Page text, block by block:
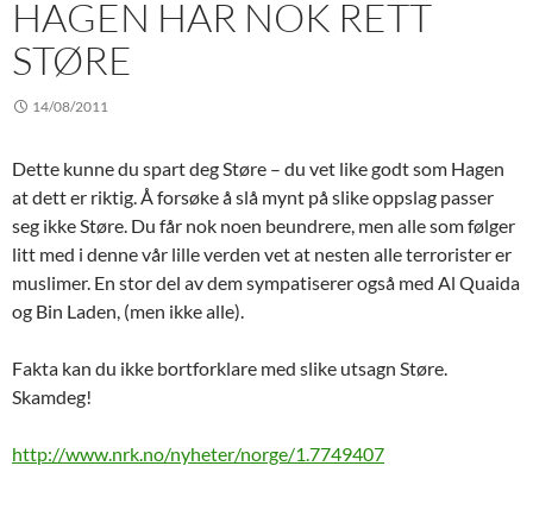
HAGEN HAR NOK RETT
STØRE
14/08/2011
Dette kunne du spart deg Støre – du vet like godt som Hagen
at dett er riktig. Å forsøke å slå mynt på slike oppslag passer
seg ikke Støre. Du får nok noen beundrere, men alle som følger
litt med i denne vår lille verden vet at nesten alle terrorister er
muslimer. En stor del av dem sympatiserer også med Al Quaida
og Bin Laden, (men ikke alle).
Fakta kan du ikke bortforklare med slike utsagn Støre.
Skamdeg!
http://www.nrk.no/nyheter/norge/1.7749407